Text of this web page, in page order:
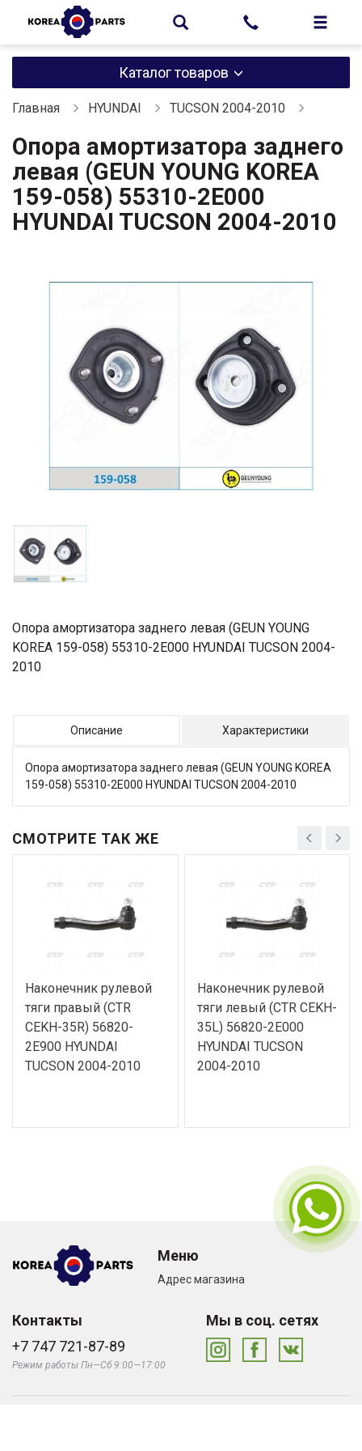
Каталог товаров
Главная HYUNDAI TUCSON 2004-2010
Опора амортизатора заднего
левая (GEUN YOUNG KOREA
159-058) 55310-2E000
HYUNDAI TUCSON 2004-2010
Опора амортизатора заднего левая (GEUN YOUNG
KOREA 159-058) 55310-2E000 HYUNDAI TUCSON 2004-
2010
Описание Характеристики
Опора амортизатора заднего левая (GEUN YOUNG KOREA
159-058) 55310-2E000 HYUNDAI TUCSON 2004-2010
СМОТРИТЕ ТАК ЖЕ
Наконечник рулевой
тяги правый (CTR
CEKH-35R) 56820-
2E900 HYUNDAI
TUCSON 2004-2010
Наконечник рулевой
тяги левый (CTR CEKH-
35L) 56820-2E000
HYUNDAI TUCSON
2004-2010
Меню
Адрес магазина
Контакты
+7 747 721-87-89
Режим работы Пн—Сб 9:00—17:00
Мы в соц. сетях